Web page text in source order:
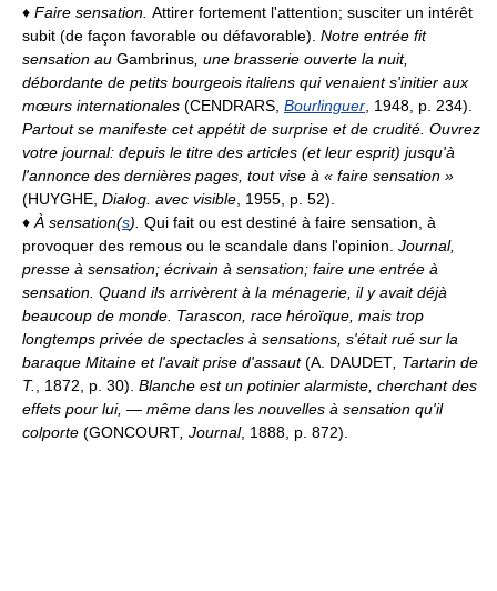
♦ Faire sensation. Attirer fortement l'attention; susciter un intérêt
subit (de façon favorable ou défavorable). Notre entrée fit
sensation au Gambrinus, une brasserie ouverte la nuit,
débordante de petits bourgeois italiens qui venaient s'initier aux
mœurs internationales (CENDRARS, Bourlinguer, 1948, p. 234).
Partout se manifeste cet appétit de surprise et de crudité. Ouvrez
votre journal: depuis le titre des articles (et leur esprit) jusqu'à
l'annonce des dernières pages, tout vise à « faire sensation »
(HUYGHE, Dialog. avec visible, 1955, p. 52).
♦À sensation(s). Qui fait ou est destiné à faire sensation, à
provoquer des remous ou le scandale dans l'opinion. Journal,
presse à sensation; écrivain à sensation; faire une entrée à
sensation. Quand ils arrivèrent à la ménagerie, il y avait déjà
beaucoup de monde. Tarascon, race héroïque, mais trop
longtemps privée de spectacles à sensations, s'était rué sur la
baraque Mitaine et l'avait prise d'assaut(A. DAUDET, Tartarin de
T., 1872, p. 30). Blanche est un potinier alarmiste, cherchant des
effets pour lui, — même dans les nouvelles à sensation qu'il
colporte (GONCOURT, Journal, 1888, p. 872).